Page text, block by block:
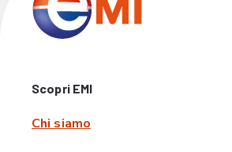
Scopri EMI
Chi siamo